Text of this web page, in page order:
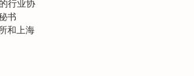
行业协
书
和上海